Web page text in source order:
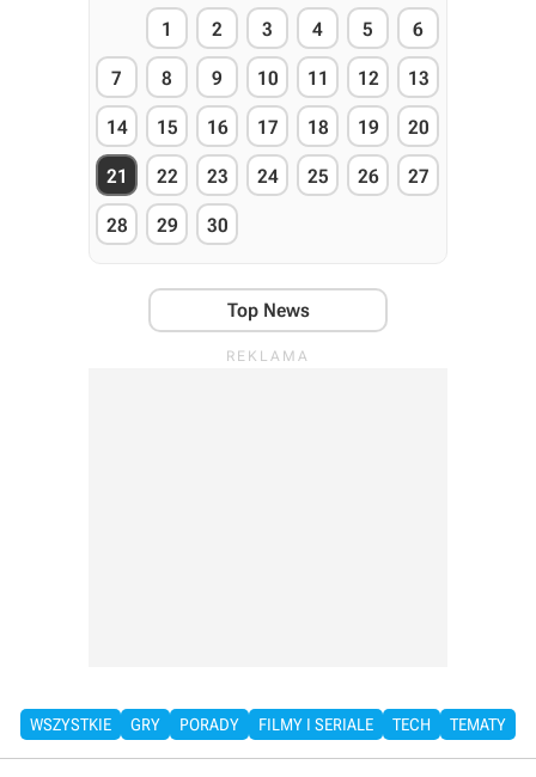
1 2 3 4 5 6
7 8 9 10 11 12 13
14 15 16 17 18 19 20
21 22 23 24 25 26 27
28 29 30
Top News
WSZYSTKIE GRY PORADY FILMY I SERIALE TECH TEMATY